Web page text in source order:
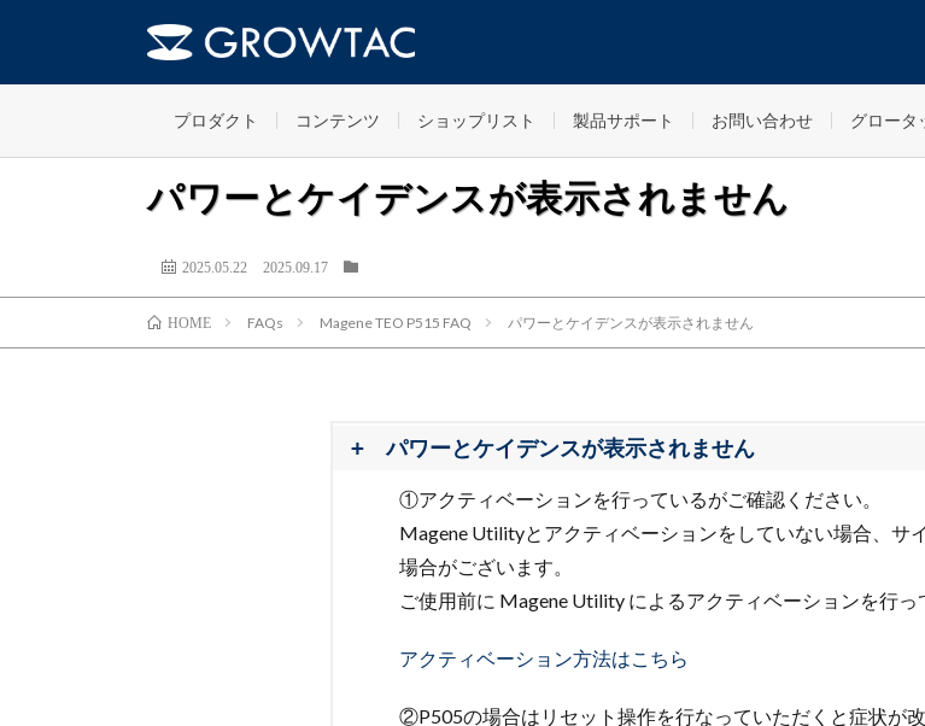
プロダクト コンテンツ ショップリスト 製品サポート お問い合わせ グロータ
パワーとケイデンスが表示されません
2025.05.22 2025.09.17
HOME FAQs Magene TEO P515 FAQ パワーとケイデンスが表示されません
パワーとケイデンスが表示されません
①アクティベーションを行っているがご確認ください。
Magene Utilityとアクティベーションをしていない場合、サ
場合がございます。
ご使用前に Magene Utility によるアクティベーションを行っ
アクティベーション方法はこちら
②P505の場合はリセット操作を行なっていただくと症状が